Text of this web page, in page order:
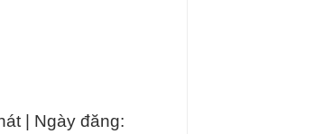
| Ngày đăng: